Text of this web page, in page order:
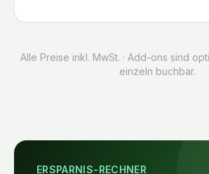
Alle Preise inkl. MwSt. · Add-ons sind
einzeln buchbar.
ERSPARNIS-RECHNER